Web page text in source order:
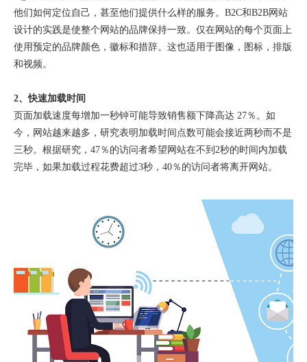
他们如何定位自己，甚至他们提供什么样的服务。B2C和B2B网站
设计的实践是使整个网站的品牌保持一致。仅在网站的每个页面上
使用预定的品牌颜色，徽标和措辞。这也适用于图像，图标，排版
和视频。
2、快速加载时间
页面加载速度每增加一秒钟可能导致销售额下降高达 27％。如
今，网站越来越多，研究表明加载时间点数可能会接近两秒而不是
三秒。根据研究，47％的访问者希望网站在不到2秒的时间内加载
完毕，如果加载过程花费超过3秒，40％的访问者将离开网站。